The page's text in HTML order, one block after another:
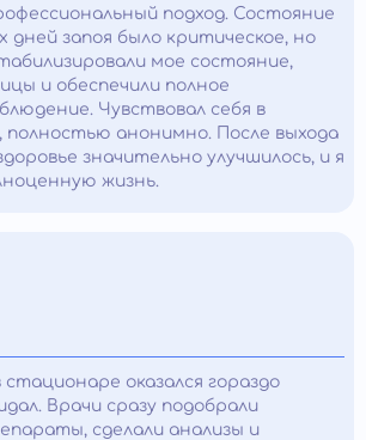
подход. Состояние
дней запоя было критическое, но
мое состояние,
и обеспечили полное
Чувствовал себя в
полностью анонимно. После выхода
значительно улучшилось, и я
жизнь.
стационаре оказался гораздо
Врачи сразу подобрали
сделали анализы и